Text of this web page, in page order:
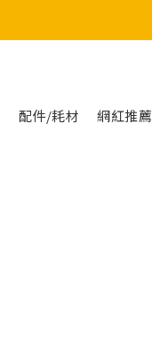
配件/耗材 網紅推薦